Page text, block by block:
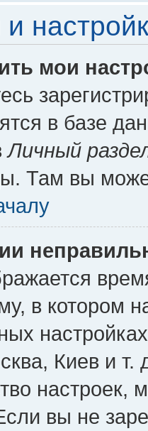
мои
в базе
Личный
Там вы
в котором
Киев и т.
настроек,
вы не